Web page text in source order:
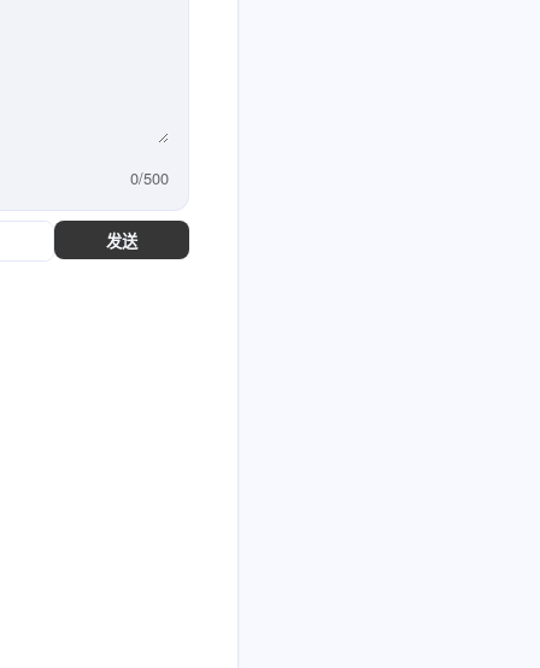
0/500
发送